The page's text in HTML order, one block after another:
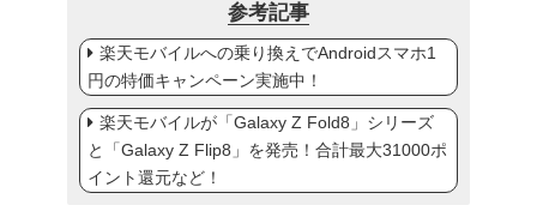
参考記事
楽天モバイルへの乗り換えでAndroidスマホ1
円の特価キャンペーン実施中！
楽天モバイルが「Galaxy Z Fold8」シリーズ
と「Galaxy Z Flip8」を発売！合計最大31000ポ
イント還元など！